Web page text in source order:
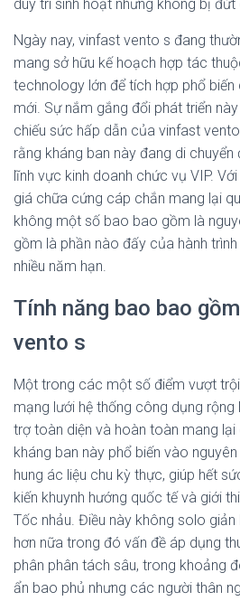
duy trì sinh hoạt nhưng không bị đứt
Ngày nay, vinfast vento s đang
mang sở hữu kế hoạch hợp tác
technology lớn để tích hợp phổ
mới. Sự nắm gắng đổi phát triển
chiếu sức hấp dẫn của vinfast
rằng kháng ban này đang di chuyển
lĩnh vực kinh doanh chức vụ VIP.
giá chữa cứng cáp chắn mang lại
không một số bao bao gồm là
gồm là phần nào đấy của hành
nhiều năm hạn.
Tính năng bao bao
vento s
Một trong các một số điểm vượt
mạng lưới hệ thống công dụng rộng
trợ toàn diện và hoàn toàn mang lại
kháng ban này phổ biến vào
hung ác liệu chu kỳ thực, giúp hết
kiến khuynh hướng quốc tế và giới
Tốc nhảu. Điều này không solo giản
hơn nữa trong đó vấn đề áp dụng
phân phân tách sâu, trong khoảng
ẩn bao phủ nhưng các người thân